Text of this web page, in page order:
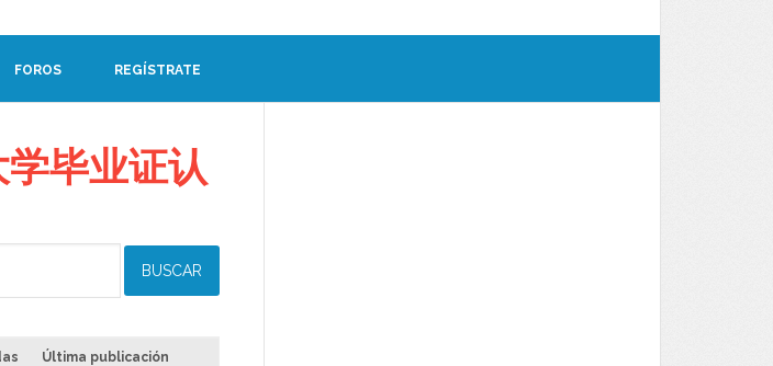
FOROS REGÍSTRATE
毕业证认
Última publicación